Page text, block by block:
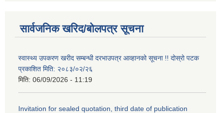
सार्वजनिक खरिद/बोलपत्र सूचना
स्वास्थ्य उपकरण खरीद सम्बन्धी दरभाउपत्र आव्हानको सूचना !! दोस्रो पटक
प्रकाशित मिति: २०८३/०२/२६
मिति: 06/09/2026 - 11:19
Invitation for sealed quotation, third date of publication